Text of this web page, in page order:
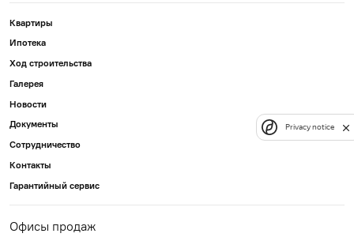
Квартиры
Ипотека
Ход строительства
Галерея
Новости
Документы
Сотрудничество
Контакты
Гарантийный сервис
Офисы продаж
Privacy notice